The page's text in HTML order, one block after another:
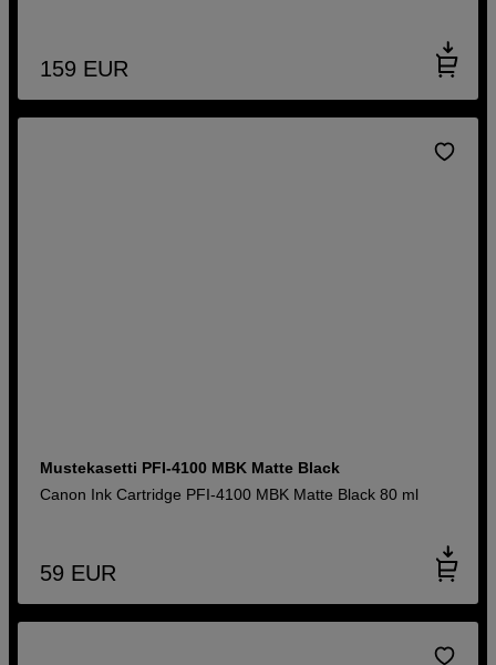
159 EUR
Mustekasetti PFI-4100 MBK Matte Black
Canon Ink Cartridge PFI-4100 MBK Matte Black 80 ml
59 EUR